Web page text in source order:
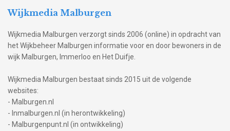
Wijkmedia Malburgen
Wijkmedia Malburgen verzorgt sinds 2006 (online) in opdracht van
het Wijkbeheer Malburgen informatie voor en door bewoners in de
wijk Malburgen, Immerloo en Het Duifje.
Wijkmedia Malburgen bestaat sinds 2015 uit de volgende
websites:
- Malburgen.nl
- Inmalburgen.nl (in herontwikkeling)
- Malburgenpunt.nl (in ontwikkeling)